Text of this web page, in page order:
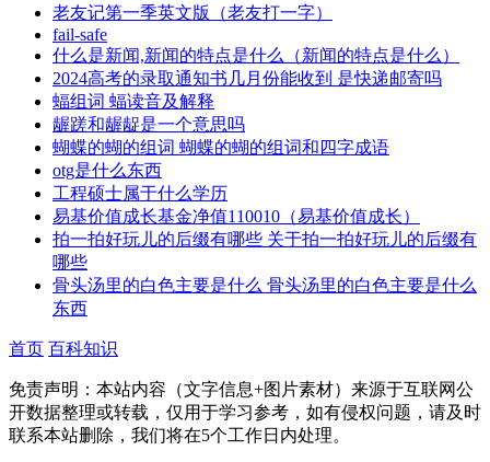
老友记第一季英文版（老友打一字）
fail-safe
什么是新闻,新闻的特点是什么（新闻的特点是什么）
2024高考的录取通知书几月份能收到 是快递邮寄吗
蝠组词 蝠读音及解释
龌蹉和龌龊是一个意思吗
蝴蝶的蝴的组词 蝴蝶的蝴的组词和四字成语
otg是什么东西
工程硕士属于什么学历
易基价值成长基金净值110010（易基价值成长）
拍一拍好玩儿的后缀有哪些 关于拍一拍好玩儿的后缀有
哪些
骨头汤里的白色主要是什么 骨头汤里的白色主要是什么
东西
首页 百科知识
免责声明：本站内容（文字信息+图片素材）来源于互联网公
开数据整理或转载，仅用于学习参考，如有侵权问题，请及时
联系本站删除，我们将在5个工作日内处理。